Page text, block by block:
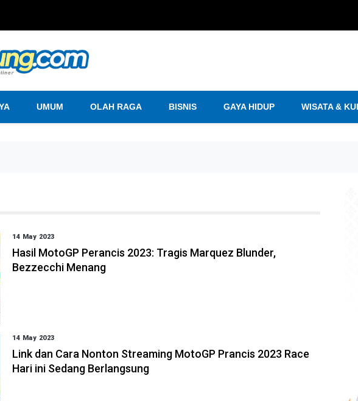
UMUM OLAH RAGA BISNIS GAYA HIDUP WISATA &
14 May 2023
Hasil MotoGP Perancis 2023: Tragis Marquez Blunder,
Bezzecchi Menang
14 May 2023
Link dan Cara Nonton Streaming MotoGP Prancis 2023 Race
Hari ini Sedang Berlangsung